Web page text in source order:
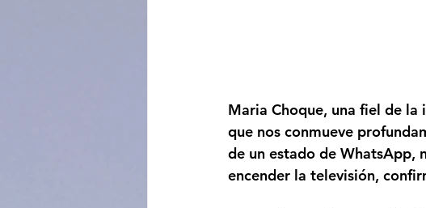
Maria Choque, una fiel de
que nos conmueve
de un estado de WhatsApp,
encender la televisión,